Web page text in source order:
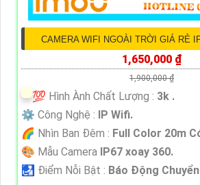
CAMERA WIFI NGOÀI TRỜI GIÁ RẺ
1,650,000 ₫
1,900,000 ₫
💯 Hình Ành Chất Lượng : 3k .
⚙ Công Nghệ :
IP Wifi.
🌈 Nhìn Ban Đêm : Full Color 20m
🎨 Mẫu Camera IP67 xoay 360.
️🛃 Điểm Nỗi Bật : Báo Động